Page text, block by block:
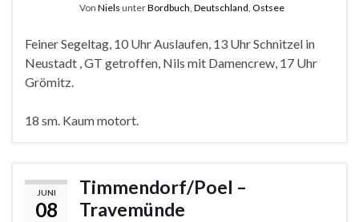
Von Niels unterBordbuch Deutschland Ostsee
Feiner Segeltag, 10 Uhr Auslaufen, 13 Uhr Schnitzel in
Neustadt , GT getroffen, Nils mit Damencrew, 17 Uhr
Grömitz.
18 sm. Kaum motort.
JUNI
08
Timmendorf/Poel –
Travemünde